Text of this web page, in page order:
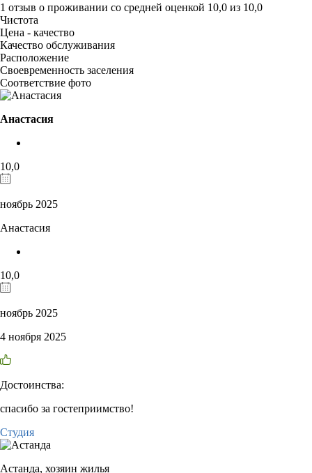
1 отзыв о проживании со средней оценкой 10,0 из 10,0
Чистота
Цена - качество
Качество обслуживания
Расположение
Своевременность заселения
Соответствие фото
Анастасия
10,0
ноябрь 2025
Анастасия
10,0
ноябрь 2025
4 ноября 2025
Достоинства:
спасибо за гостеприимство!
Студия
Астанда, хозяин жилья